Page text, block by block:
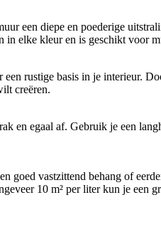
een diepe en poederige
elke kleur en is geschikt voor
rustige basis in je interieur.
creëren.
en egaal af. Gebruik je een
goed vastzittend behang of
10 m² per liter kun je een